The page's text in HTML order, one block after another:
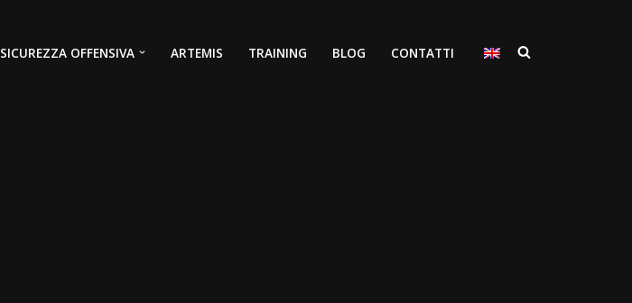
SICUREZZA OFFENSIVA ARTEMIS TRAINING BLOG CONTATTI